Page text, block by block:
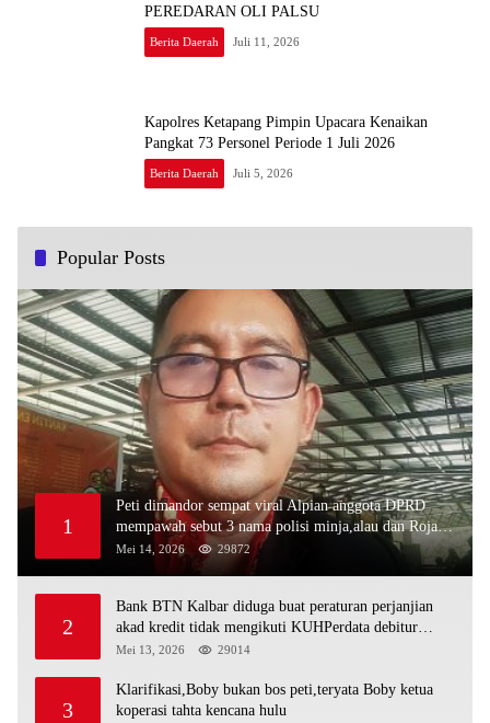
PEREDARAN OLI PALSU
Berita Daerah Juli 11, 2026
Kapolres Ketapang Pimpin Upacara Kenaikan
Pangkat 73 Personel Periode 1 Juli 2026
Berita Daerah Juli 5, 2026
Popular Posts
1
Peti dimandor sempat viral Alpian anggota DPRD
mempawah sebut 3 nama polisi minja,alau dan Rojali
sebagai bos peti,Bahkan ada alat berat excavator
Mei 14, 2026 29872
2
Bank BTN Kalbar diduga buat peraturan perjanjian
akad kredit tidak mengikuti KUHPerdata debitur
awam di bentur dengan aturan diduga tanpa dasar
Mei 13, 2026 29014
3
Klarifikasi,Boby bukan bos peti,teryata Boby ketua
koperasi tahta kencana hulu